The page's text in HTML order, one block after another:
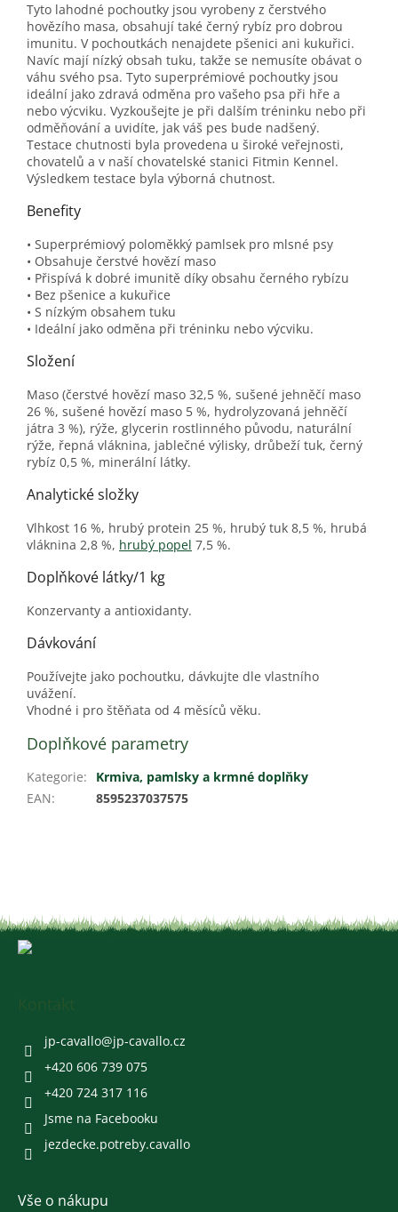
Tyto lahodné pochoutky jsou vyrobeny z čerstvého
hovězího masa, obsahují také černý rybíz pro dobrou
imunitu. V pochoutkách nenajdete pšenici ani kukuřici.
Navíc mají nízký obsah tuku, takže se nemusíte obávat o
váhu svého psa. Tyto superprémiové pochoutky jsou
ideální jako zdravá odměna pro vašeho psa při hře a
nebo výcviku. Vyzkoušejte je při dalším tréninku nebo při
odměňování a uvidíte, jak váš pes bude nadšený.
Testace chutnosti byla provedena u široké veřejnosti,
chovatelů a v naší chovatelské stanici Fitmin Kennel.
Výsledkem testace byla výborná chutnost.
Benefity
• Superprémiový poloměkký pamlsek pro mlsné psy
• Obsahuje čerstvé hovězí maso
• Přispívá k dobré imunitě díky obsahu černého rybízu
• Bez pšenice a kukuřice
• S nízkým obsahem tuku
• Ideální jako odměna při tréninku nebo výcviku.
Složení
Maso (čerstvé hovězí maso 32,5 %, sušené jehněčí maso
26 %, sušené hovězí maso 5 %, hydrolyzovaná jehněčí
játra 3 %), rýže, glycerin rostlinného původu, naturální
rýže, řepná vláknina, jablečné výlisky, drůbeží tuk, černý
rybíz 0,5 %, minerální látky.
Analytické složky
Vlhkost 16 %, hrubý protein 25 %, hrubý tuk 8,5 %, hrubá
vláknina 2,8 %, hrubý popel 7,5 %.
Doplňkové látky/1 kg
Konzervanty a antioxidanty.
Dávkování
Používejte jako pochoutku, dávkujte dle vlastního
uvážení.
Vhodné i pro štěňata od 4 měsíců věku.
Doplňkové parametry
Kategorie:
Krmiva, pamlsky a krmné doplňky
EAN: 8595237037575
jp-cavallo@jp-cavallo.cz
+420 606 739 075
+420 724 317 116
Jsme na Facebooku
jezdecke.potreby.cavallo
Vše o nákupu